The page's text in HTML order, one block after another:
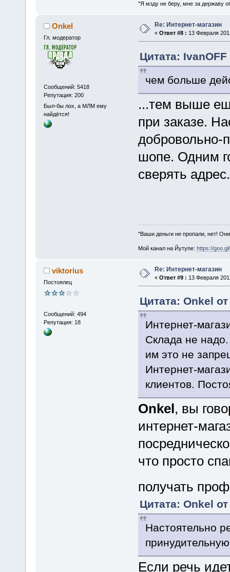
"Я мзду не беру, мне за державу
Onkel
Гл. модератор
Сообщений: 5418
Репутация: 200
Был-бы лох, а МЛМ ему
найдётся!
Re: Интернет-магазин
« Ответ #8 : 13 Февраля
Цитата:
чем больше
...тем выше
при заказе.
добровольно-
шопе. Одним
сверять адрес.
"Ваши деньги не пропали, нет!
Мой канал на Йутупе: https://
viktorius
Постоялец
Сообщений: 494
Репутация: 18
Re: Интернет-магазин
« Ответ #9 : 13 Февраля
Цитата: Onkel
Интернет-
Склада не
им это не
Интернет-
клиентов.
Onkel, вы
интернет-
что просто
получать
Цитата: Onkel
Настоятельно
Если речь